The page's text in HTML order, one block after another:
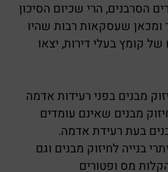
הסרבנים, הרי שכיום הסיכון
ומכאן שעסקאות רבות שהיו
קומץ בעלי דירות, יצאו
מבנים בפני רעידות אדמה
חיזוק מבנים שאינם עומדים
בעת רעידת אדמה.
בנייה לחיזוק מבנים וגם
מס ופטורים